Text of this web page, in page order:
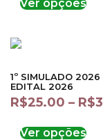
Ver opções
1º SIMULADO 2026
EDITAL 2026
R$25.00 – R$
Ver opções